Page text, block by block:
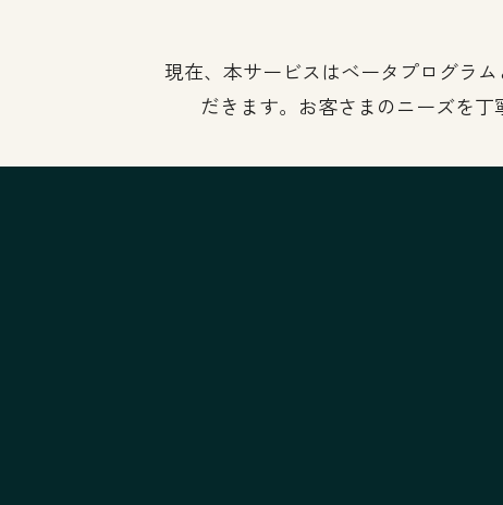
現在、本サービスはベータプログラ
だきます。お客さまのニーズを